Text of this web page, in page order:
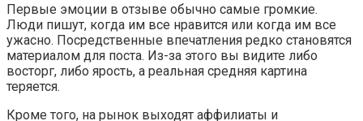
Первые эмоции в отзыве обычно самые громкие.
Люди пишут, когда им все нравится или когда им все
ужасно. Посредственные впечатления редко становятся
материалом для поста. Из-за этого вы видите либо
восторг, либо ярость, а реальная средняя картина
теряется.
Кроме того, на рынок выходят аффилиаты и